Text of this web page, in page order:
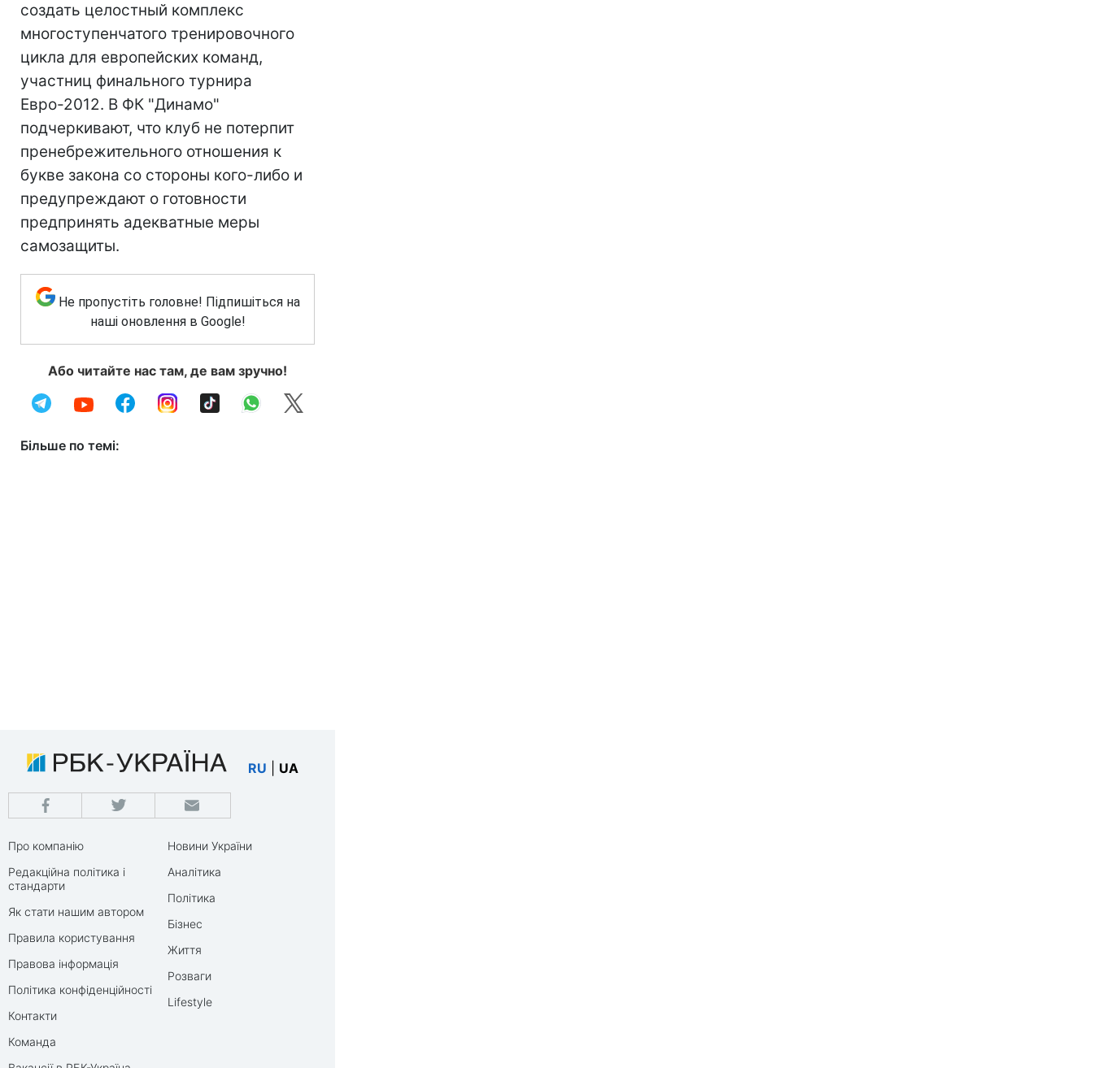
создать целостный комплекс
многоступенчатого тренировочного
цикла для европейских команд,
участниц финального турнира
Евро-2012. В ФК "Динамо"
подчеркивают, что клуб не потерпит
пренебрежительного отношения к
букве закона со стороны кого-либо и
предупреждают о готовности
предпринять адекватные меры
самозащиты.
Не пропустіть головне! Підпишіться на
наші оновлення в Google!
Або читайте нас там, де вам зручно!
Більше по темі:
RU UA
Про компанію
Редакційна політика і
стандарти
Як стати нашим автором
Правила користування
Правова інформація
Політика конфіденційності
Контакти
Команда
Новини України
Аналітика
Політика
Бізнес
Життя
Розваги
Lifestyle